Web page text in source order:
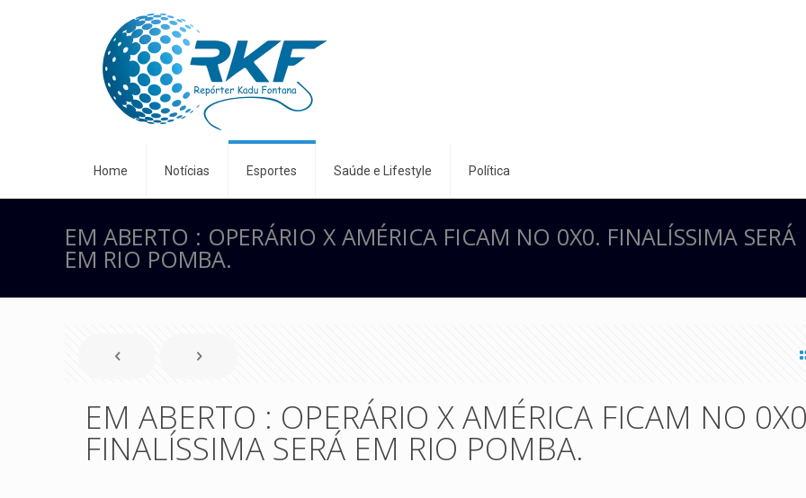
Home Notícias Esportes Saúde e Lifestyle Política
EM ABERTO : OPERÁRIO X AMÉRICA FICAM NO 0X0. FINALÍSSIMA SERÁ
EM RIO POMBA.
EM ABERTO : OPERÁRIO X AMÉRICA FICAM NO
FINALÍSSIMA SERÁ EM RIO POMBA.